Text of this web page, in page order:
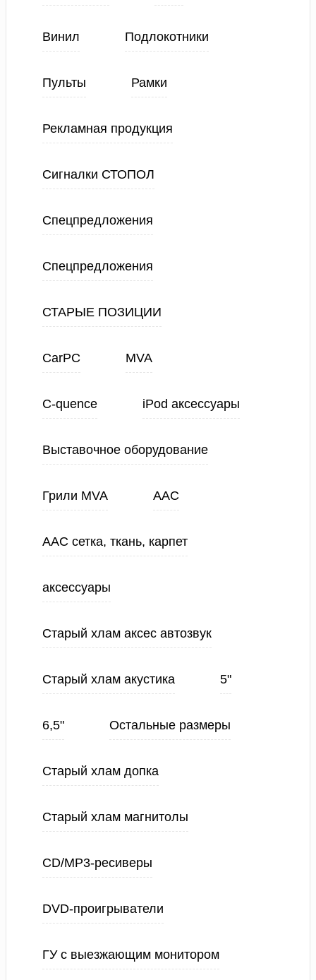
Винил Подлокотники
Пульты Рамки
Рекламная продукция
Сигналки СТОПОЛ
Спецпредложения
Спецпредложения
СТАРЫЕ ПОЗИЦИИ
CarPC MVA
C-quence iPod аксессуары
Выставочное оборудование
Грили MVA ААС
ААС сетка, ткань, карпет
аксессуары
Старый хлам аксес автозвук
Старый хлам акустика 5"
6,5" Остальные размеры
Старый хлам допка
Старый хлам магнитолы
CD/MP3-ресиверы
DVD-проигрыватели
ГУ с выезжающим монитором